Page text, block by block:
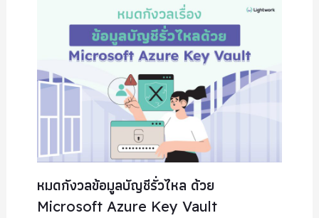
หมดกังวลข้อมูลบัญชีรั่วไหล ด้วย
Microsoft Azure Key Vault